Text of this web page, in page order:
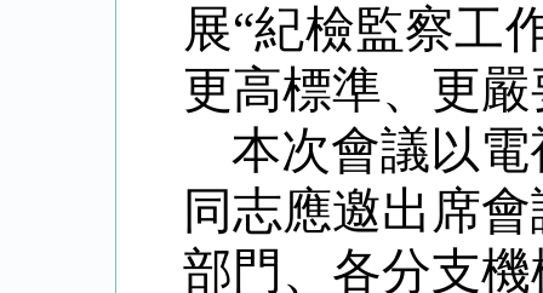
展“紀檢監察工
更高標準、更
本次會議以
同志應邀出席
部門、各分支